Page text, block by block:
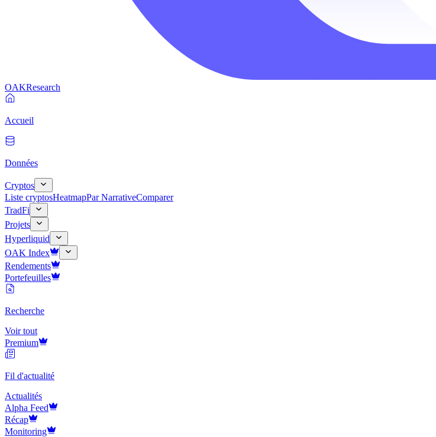
OAKResearch
Accueil
Données
Cryptos
Liste cryptosHeatmapPar NarrativeComparer
TradFi
Projets
Hyperliquid
OAK Index
Rendements
Portefeuilles
Recherche
Voir tout
Premium
Fil d'actualité
Actualités
Alpha Feed
Récap
Monitoring